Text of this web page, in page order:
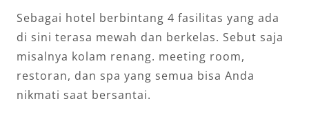
Sebagai hotel berbintang 4 fasilitas yang ada
di sini terasa mewah dan berkelas. Sebut saja
misalnya kolam renang. meeting room,
restoran, dan spa yang semua bisa Anda
nikmati saat bersantai.